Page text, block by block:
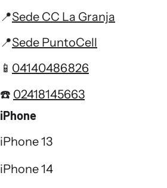
📍Sede CC La Granja
📍Sede PuntoCell
📱 04140486826
☎️ 02418145663
iPhone
iPhone 13
iPhone 14